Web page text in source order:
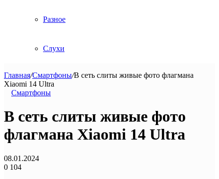
Разное
Слухи
Главная/Смартфоны/В сеть слиты живые фото флагмана
Xiaomi 14 Ultra
Смартфоны
В сеть слиты живые фото
флагмана Xiaomi 14 Ultra
08.01.2024
0 104